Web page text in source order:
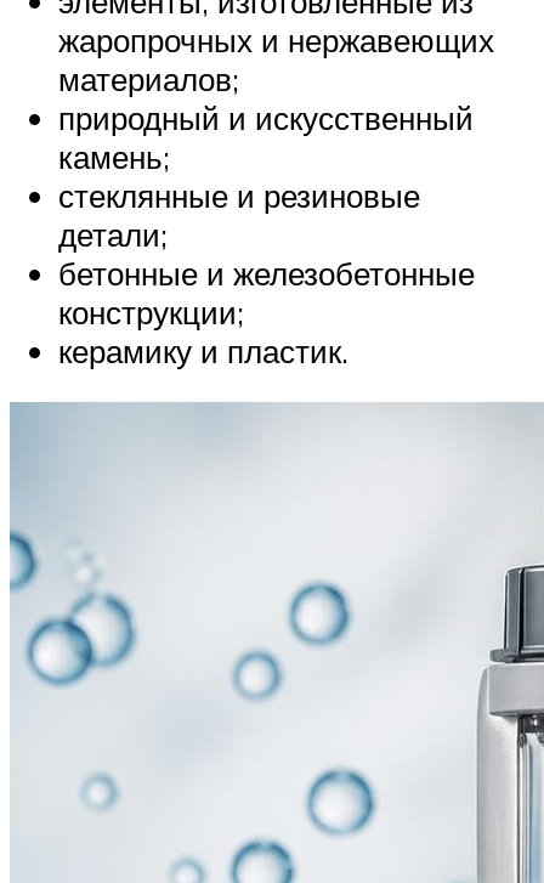
жаропрочных и нержавеющих
материалов;
природный и искусственный
камень;
стеклянные и резиновые
детали;
бетонные и железобетонные
конструкции;
керамику и пластик.